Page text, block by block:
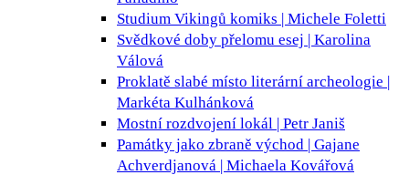
Studium Vikingů komiks | Michele Foletti
Svědkové doby přelomu esej | Karolina
Válová
Proklatě slabé místo literární archeologie |
Markéta Kulhánková
Mostní rozdvojení lokál | Petr Janiš
Památky jako zbraně východ | Gajane
Achverdjanová | Michaela Kovářová